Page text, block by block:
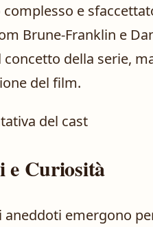
e
Brune-Franklin e
della serie,
del film.
e Curiosità
emergono